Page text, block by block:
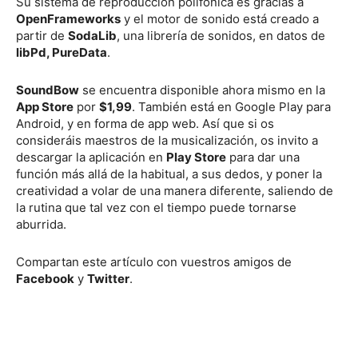
OpenFrameworks y el motor de sonido está creado a
partir de SodaLib, una librería de sonidos, en datos de
libPd, PureData.
SoundBow se encuentra disponible ahora mismo en la
App Store por $1,99. También está en Google Play para
Android, y en forma de app web. Así que si os
consideráis maestros de la musicalización, os invito a
descargar la aplicación en Play Store para dar una
función más allá de la habitual, a sus dedos, y poner la
creatividad a volar de una manera diferente, saliendo de
la rutina que tal vez con el tiempo puede tornarse
aburrida.
Compartan este artículo con vuestros amigos de
Facebook y Twitter.